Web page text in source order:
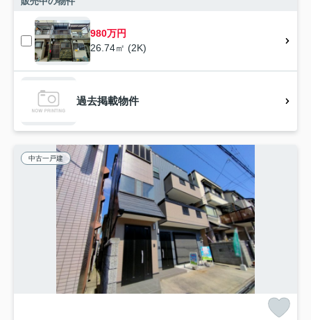
980万円
26.74㎡ (2K)
過去掲載物件
中古一戸建